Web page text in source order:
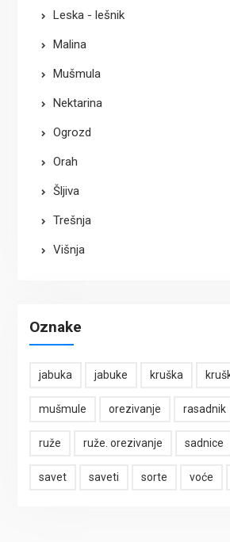
Leska - lešnik
Malina
Mušmula
Nektarina
Ogrozd
Orah
Šljiva
Trešnja
Višnja
Oznake
jabuka jabuke kruška
mušmule orezivanje rasadnik
ruže ruže. orezivanje sadnice
savet saveti sorte voće